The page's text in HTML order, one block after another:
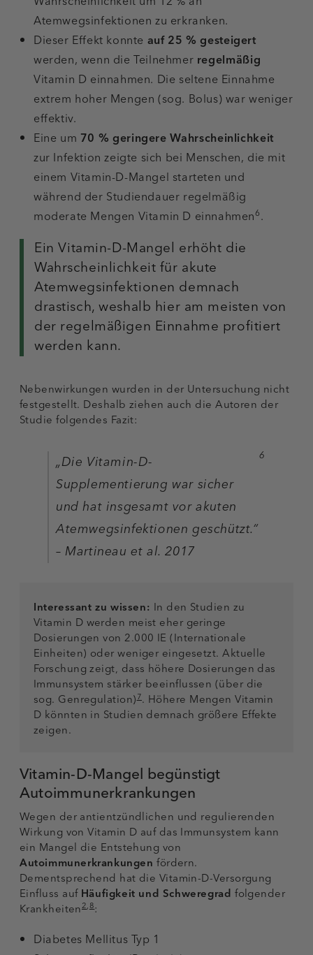
Atemwegsinfektionen zu erkranken.
Dieser Effekt konnte auf 25 % gesteigert
werden, wenn die Teilnehmer regelmäßig
Vitamin D einnahmen. Die seltene Einnahme
extrem hoher Mengen (sog. Bolus) war weniger
effektiv.
Eine um 70 % geringere Wahrscheinlichkeit
zur Infektion zeigte sich bei Menschen, die mit
einem Vitamin-D-Mangel starteten und
während der Studiendauer regelmäßig
moderate Mengen Vitamin D einnahmen6.
Ein Vitamin-D-Mangel erhöht die
Wahrscheinlichkeit für akute
Atemwegsinfektionen demnach
drastisch, weshalb hier am meisten von
der regelmäßigen Einnahme profitiert
werden kann.
Nebenwirkungen wurden in der Untersuchung nicht
festgestellt. Deshalb ziehen auch die Autoren der
Studie folgendes Fazit:
„Die Vitamin-D-
Supplementierung war sicher
und hat insgesamt vor akuten
Atemwegsinfektionen geschützt.“
– Martineau et al. 2017
6
Interessant zu wissen: In den Studien zu
Vitamin D werden meist eher geringe
Dosierungen von 2.000 IE (Internationale
Einheiten) oder weniger eingesetzt. Aktuelle
Forschung zeigt, dass höhere Dosierungen das
Immunsystem stärker beeinflussen (über die
sog. Genregulation)7. Höhere Mengen Vitamin
D könnten in Studien demnach größere Effekte
zeigen.
Vitamin-D-Mangel begünstigt
Autoimmunerkrankungen
Wegen der antientzündlichen und regulierenden
Wirkung von Vitamin D auf das Immunsystem kann
ein Mangel die Entstehung von
Autoimmunerkrankungenfördern.
Dementsprechend hat die Vitamin-D-Versorgung
Einfluss aufHäufigkeit und Schweregradfolgender
Krankheiten2,8:
Diabetes Mellitus Typ 1